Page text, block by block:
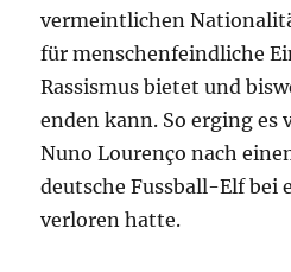
vermeintlichen
für menschenfeindliche
Rassismus bietet und
enden kann. So erging es
Nuno Lourenço nach
deutsche Fussball-Elf bei
verloren hatte.